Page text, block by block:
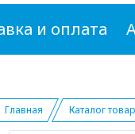
и оплата
Главная Каталог